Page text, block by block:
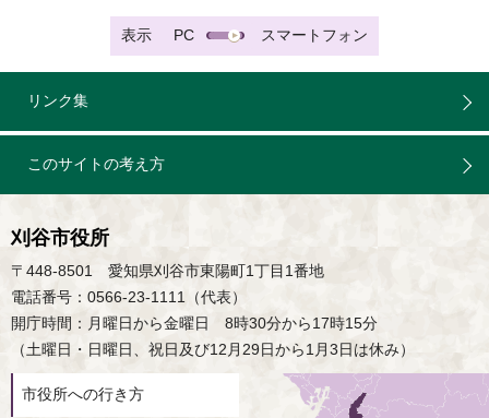
表示 PC スマートフォン
リンク集
このサイトの考え方
刈谷市役所
〒448-8501 愛知県刈谷市東陽町1丁目1番地
電話番号：0566-23-1111（代表）
開庁時間：月曜日から金曜日 8時30分から17時15分
（土曜日・日曜日、祝日及び12月29日から1月3日は休み）
市役所への行き方